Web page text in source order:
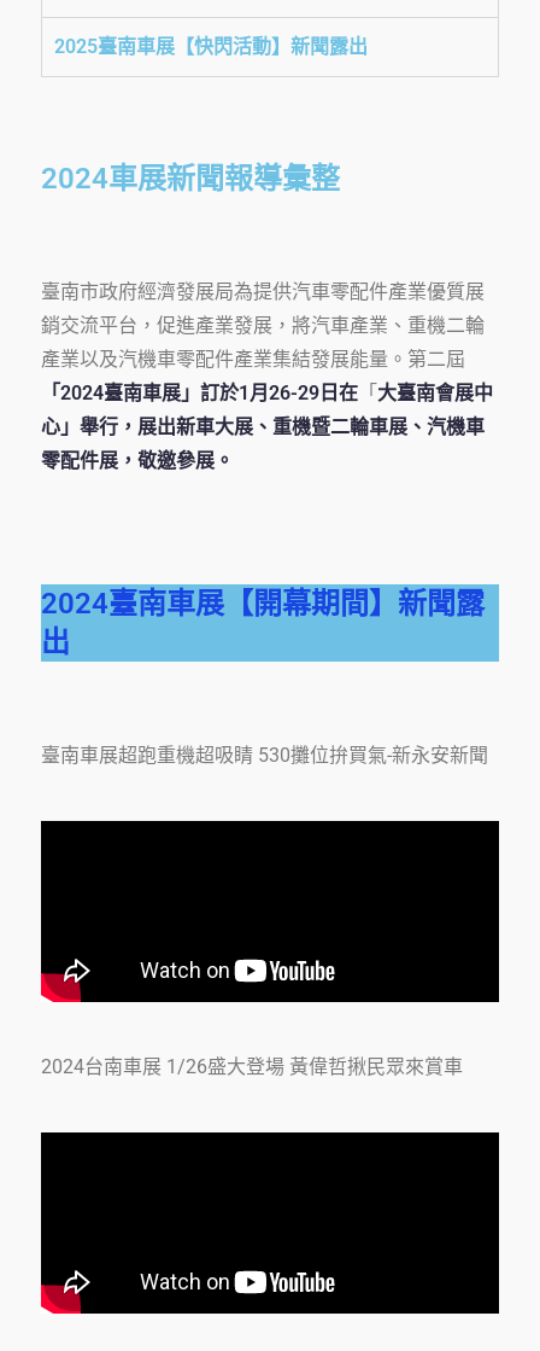
2025臺南車展【快閃活動】新聞露出
2024車展新聞報導彙整
臺南市政府經濟發展局為提供汽車零配件產業優質展
銷交流平台，促進產業發展，將汽車產業、重機二輪
產業以及汽機車零配件產業集結發展能量。第二屆
「2024臺南車展」訂於1月26-29日在 「 大臺南會展中
心」舉行，展出新車大展、重機暨二輪車展、汽機車
零配件展，敬邀參展。
2024臺南車展【開幕期間】新聞露
出
臺南車展超跑重機超吸睛 530攤位拚買氣-新永安新聞
2024台南車展 1/26盛大登場 黃偉哲揪民眾來賞車